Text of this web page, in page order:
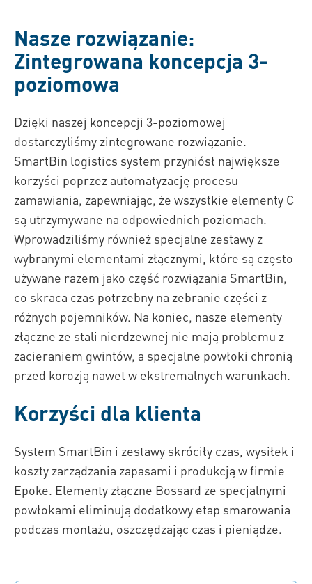
Nasze rozwiązanie:
Zintegrowana koncepcja 3-
poziomowa
Dzięki naszej koncepcji 3-poziomowej
dostarczyliśmy zintegrowane rozwiązanie.
SmartBin logistics system przyniósł największe
korzyści poprzez automatyzację procesu
zamawiania, zapewniając, że wszystkie elementy C
są utrzymywane na odpowiednich poziomach.
Wprowadziliśmy również specjalne zestawy z
wybranymi elementami złącznymi, które są często
używane razem jako część rozwiązania SmartBin,
co skraca czas potrzebny na zebranie części z
różnych pojemników. Na koniec, nasze elementy
złączne ze stali nierdzewnej nie mają problemu z
zacieraniem gwintów, a specjalne powłoki chronią
przed korozją nawet w ekstremalnych warunkach.
Korzyści dla klienta
System SmartBin i zestawy skróciły czas, wysiłek i
koszty zarządzania zapasami i produkcją w firmie
Epoke. Elementy złączne Bossard ze specjalnymi
powłokami eliminują dodatkowy etap smarowania
podczas montażu, oszczędzając czas i pieniądze.